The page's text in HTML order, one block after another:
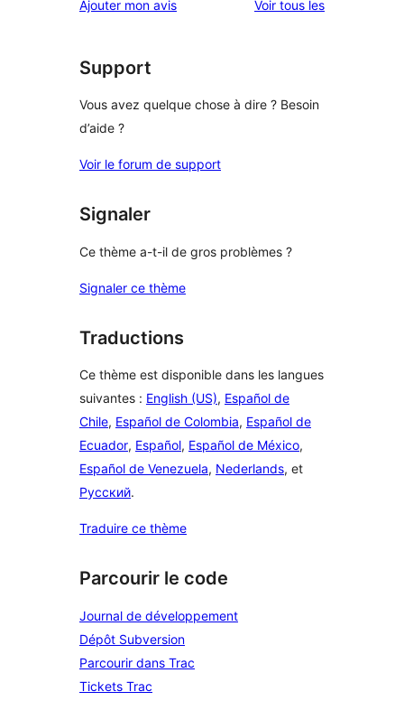
étoile
2
à
étoile
Ajouter mon avis Voir tous lesavis
Support
Vous avez quelque chose à dire ? Besoin
d’aide ?
Voir le forum de support
Signaler
Ce thème a-t-il de gros problèmes ?
Signaler ce thème
Traductions
Ce thème est disponible dans les langues
suivantes : English (US), Español de
Chile, Español de Colombia, Español de
Ecuador, Español, Español de México,
Español de Venezuela, Nederlands, et
Русский.
Traduire ce thème
Parcourir le code
Journal de développement
Dépôt Subversion
Parcourir dans Trac
Tickets Trac